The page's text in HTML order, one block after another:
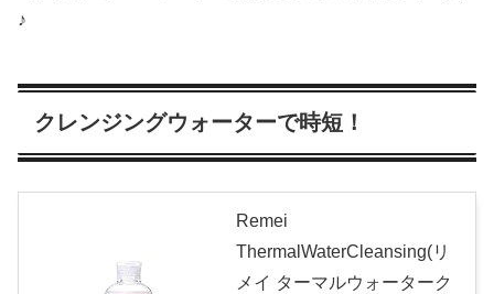
♪
クレンジングウォーターで時短！
Remei
ThermalWaterCleansing(リ
メイ ターマルウォーターク